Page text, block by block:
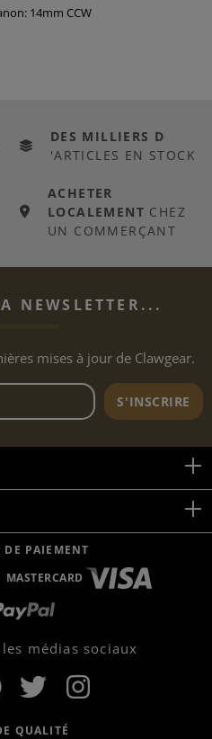
14mm CCW
DES MILLIERS D
'ARTICLES EN STOCK
ACHETER
LOCALEMENT CHEZ
UN COMMERÇANT
NEWSLETTER...
mises à jour de Clawgear.
Adresse e-mail de laS'INSCRIRE
DE PAIEMENT
MASTERCARD
médias sociaux
QUALITÉ